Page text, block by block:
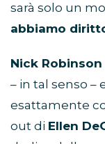
sarà solo un
abbiamo
Nick Robinson
– in tal senso –
esattamente
out di Ellen